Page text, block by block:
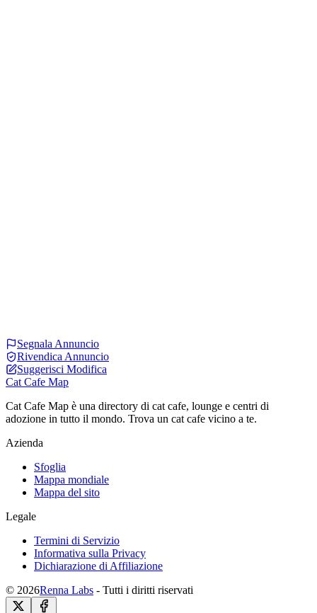
Segnala Annuncio
Rivendica Annuncio
Suggerisci Modifica
Cat Cafe Map
Cat Cafe Map è una directory di cat cafe, lounge e centri di
adozione in tutto il mondo. Trova un cat cafe vicino a te.
Azienda
Sfoglia
Mappa mondiale
Mappa del sito
Legale
Termini di Servizio
Informativa sulla Privacy
Dichiarazione di Affiliazione
© 2026Renna Labs - Tutti i diritti riservati